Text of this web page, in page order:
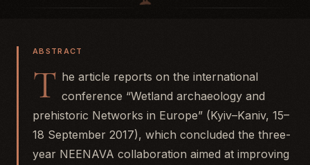
ABSTRACT
T he article reports on the international
conference “Wetland archaeology and
prehistoric Networks in Europe” (Kyiv–Kaniv, 15–
18 September 2017), which concluded the three-
year NEENAVA collaboration aimed at improving